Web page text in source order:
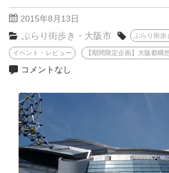
2015年8月13日
ぶらり街歩き・大阪市 ぶらり街歩
イベント・レビュー 【期間限定企画】大阪都構
コメントなし